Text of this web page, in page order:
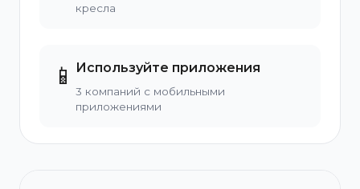
кресла
📱 Используйте приложения
3 компаний с мобильными
приложениями